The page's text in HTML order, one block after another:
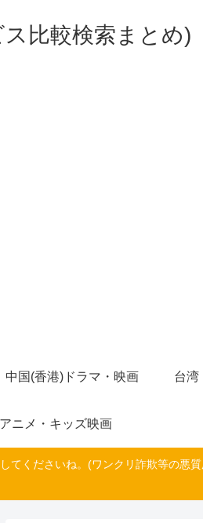
比較検索まとめ)
中国(香港)ドラマ・映画 台湾
アニメ・キッズ映画
てくださいね。(ワンクリ詐欺等の悪